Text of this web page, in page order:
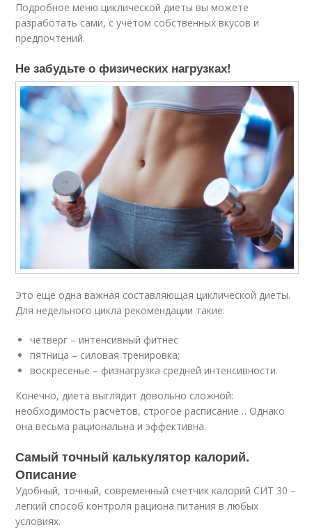
Подробное меню циклической диеты вы можете
разработать сами, с учётом собственных вкусов и
предпочтений.
Не забудьте о физических нагрузках!
Это ещё одна важная составляющая циклической диеты.
Для недельного цикла рекомендации такие:
четверг – интенсивный фитнес
пятница – силовая тренировка;
воскресенье – физнагрузка средней интенсивности.
Конечно, диета выглядит довольно сложной:
необходимость расчётов, строгое расписание… Однако
она весьма рациональна и эффективна.
Самый точный калькулятор калорий.
Описание
Удобный, точный, современный счетчик калорий СИТ 30 –
легкий способ контроля рациона питания в любых
условиях.